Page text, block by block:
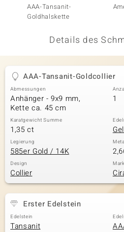
Collection
Classics
AAA-Tansanit-
Goldhalskette
Details des
AAA-Tansanit-Goldcollier
Abmessungen
Anhänger - 9x9 mm,
Kette ca. 45 cm
1
Karatgewicht Summe
1,35 ct
Legierung
585er Gold / 14K
Design
Collier
Erster Edelstein
Edelstein
Tansanit